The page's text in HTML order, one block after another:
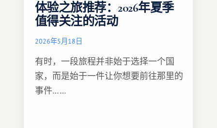
体验之旅推荐：2026年夏季
值得关注的活动
2026年5月18日
有时，一段旅程并非始于选择一个国
家，而是始于一件让你想要前往那里的
事件……